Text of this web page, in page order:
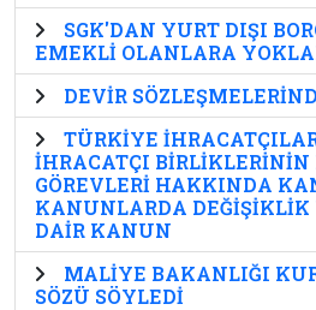
SGK'DAN YURT DIŞI
EMEKLİ OLANLARA
DEVİR
TÜRKİYE
İHRACATÇI BİRLİKLERİNİN
GÖREVLERİ HAKKINDA
KANUNLARDA
DAİR KANUN
MALİYE BAKANLIĞI
SÖZÜ SÖYLEDİ